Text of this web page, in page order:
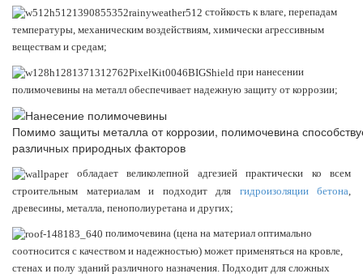
стойкость к влаге, перепадам
температуры, механическим воздействиям, химически агрессивным
веществам и средам;
при нанесении
полимочевины на металл обеспечивает надежную защиту от коррозии;
Помимо защиты металла от коррозии, полимочевина
различных природных факторов
обладает великолепной адгезией практически ко всем
строительным материалам и подходит для гидроизоляции бетона,
древесины, металла, пенополиуретана и других;
полимочевина (цена на материал оптимально
соотносится с качеством и надежностью) может применяться на кровле,
стенах и полу зданий различного назначения. Подходит для сложных